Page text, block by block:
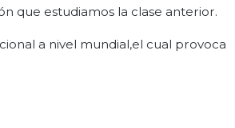
que estudiamos la clase anterior.
a nivel mundial,el cual provoca